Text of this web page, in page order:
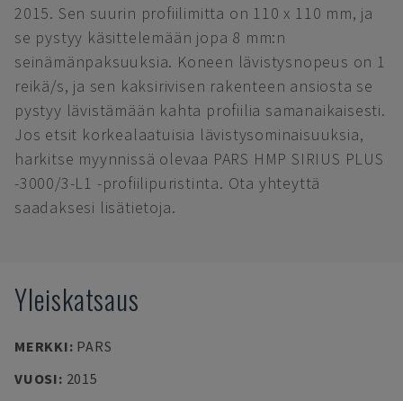
2015. Sen suurin profiilimitta on 110 x 110 mm, ja
se pystyy käsittelemään jopa 8 mm:n
seinämänpaksuuksia. Koneen lävistysnopeus on 1
reikä/s, ja sen kaksirivisen rakenteen ansiosta se
pystyy lävistämään kahta profiilia samanaikaisesti.
Jos etsit korkealaatuisia lävistysominaisuuksia,
harkitse myynnissä olevaa PARS HMP SIRIUS PLUS
-3000/3-L1 -profiilipuristinta. Ota yhteyttä
saadaksesi lisätietoja.
Yleiskatsaus
MERKKI: PARS
VUOSI: 2015